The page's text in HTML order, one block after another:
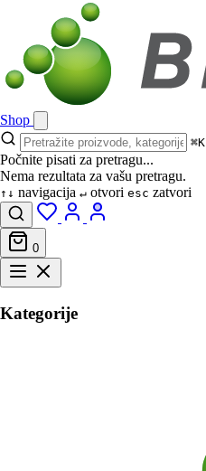
Shop
⌘K
Počnite pisati za pretragu...
Nema rezultata za vašu pretragu.
↑↓ navigacija ↵ otvori esc zatvori
0
Kategorije